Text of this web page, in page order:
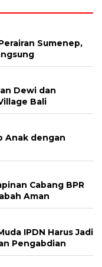
Sumenep,
Dewi dan
Bali
Anak dengan
Cabang BPR
Aman
IPDN Harus Jadi
Pengabdian